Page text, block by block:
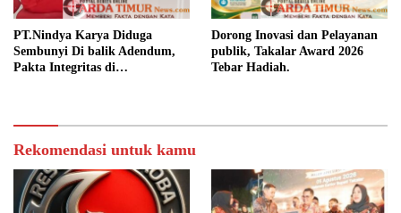
PT.Nindya Karya Diduga
Sembunyi Di balik Adendum,
Pakta Integritas di
Dorong Inovasi dan Pelayanan
publik, Takalar Award 2026
Tebar Hadiah.
Rekomendasi untuk kamu